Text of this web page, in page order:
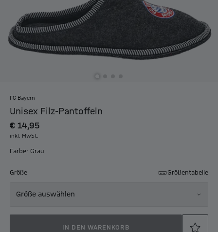
FC Bayern
Unisex Filz-Pantoffeln
€ 14,95
inkl. MwSt.
Farbe: Grau
Größe Größentabelle
Größe auswählen
IN DEN WARENKORB